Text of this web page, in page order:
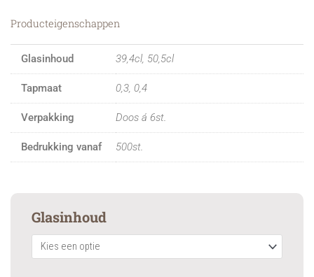
Producteigenschappen
Glasinhoud 39,4cl, 50,5cl
Tapmaat 0,3, 0,4
Verpakking Doos á 6st.
Bedrukking vanaf 500st.
Glasinhoud
quantity